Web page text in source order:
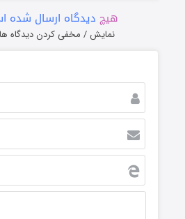
هیچ دیدگاه ارسال شده
نمایش / مخفی کردن دیدگاه ها